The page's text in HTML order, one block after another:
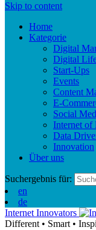
Skip to content
Home
Kategorie
Digital
Digital
Start-Ups
Events
Content
E-
Social
Internet of
Data
Innovation
Über uns
Suchergebnis für:
en
de
Internet Innovators
Different • Smart •